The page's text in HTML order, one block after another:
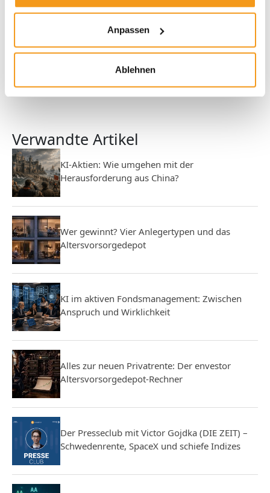
Anpassen
Ablehnen
JETZT CASHBACK BERECHNEN
Verwandte Artikel
KI-Aktien: Wie umgehen mit der
Herausforderung aus China?
Wer gewinnt? Vier Anlegertypen und das
Altersvorsorgedepot
KI im aktiven Fondsmanagement: Zwischen
Anspruch und Wirklichkeit
Alles zur neuen Privatrente: Der envestor
Altersvorsorgedepot-Rechner
Der Presseclub mit Victor Gojdka (DIE ZEIT) –
Schwedenrente, SpaceX und schiefe Indizes